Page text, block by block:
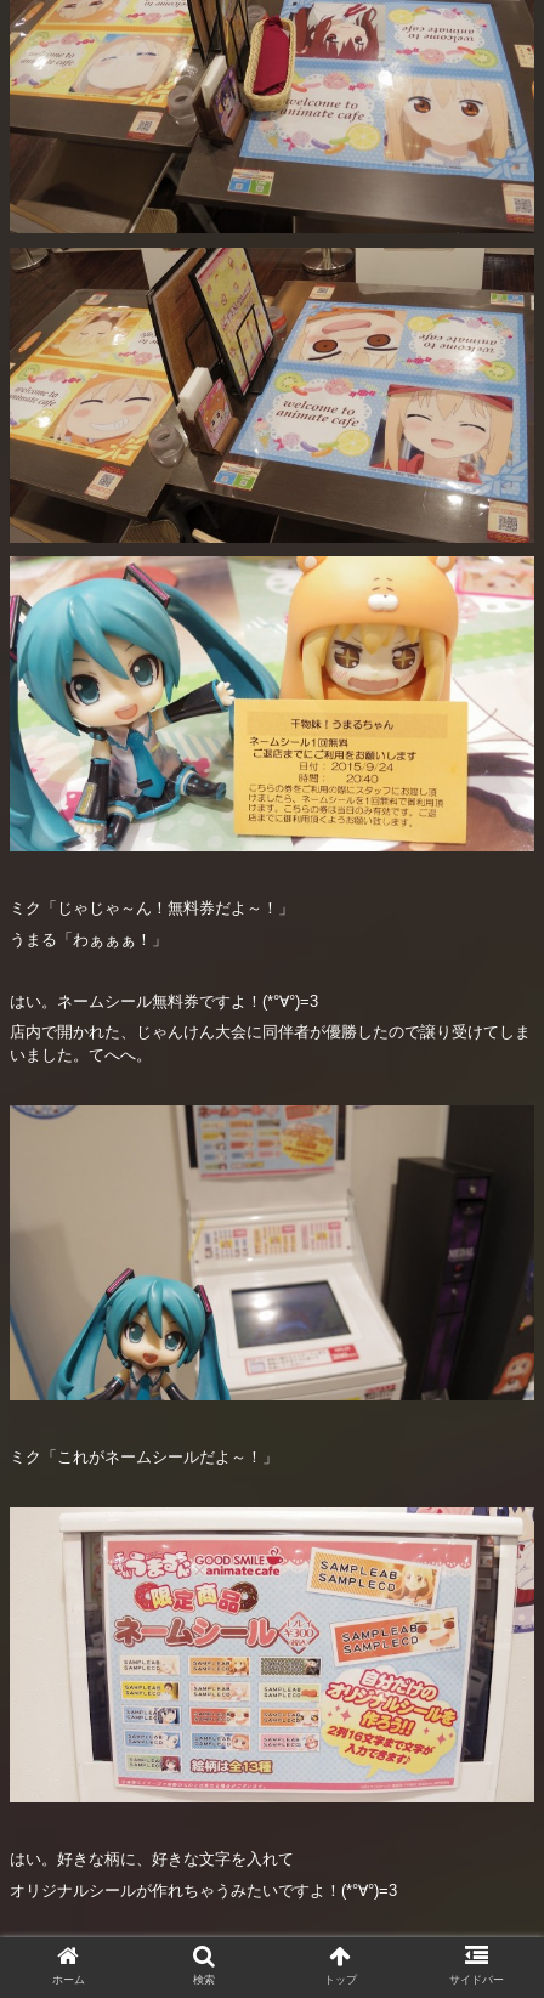
ミク「じゃじゃ～ん！無料券だよ～！」
うまる「わぁぁぁ！」
はい。ネームシール無料券ですよ！(*°∀°)=3
店内で開かれた、じゃんけん大会に同伴者が優勝したので譲り受けてしま
いました。てへへ。
ミク「これがネームシールだよ～！」
はい。好きな柄に、好きな文字を入れて
オリジナルシールが作れちゃうみたいですよ！(*°∀°)=3
ホーム 検索 トップ サイドバー